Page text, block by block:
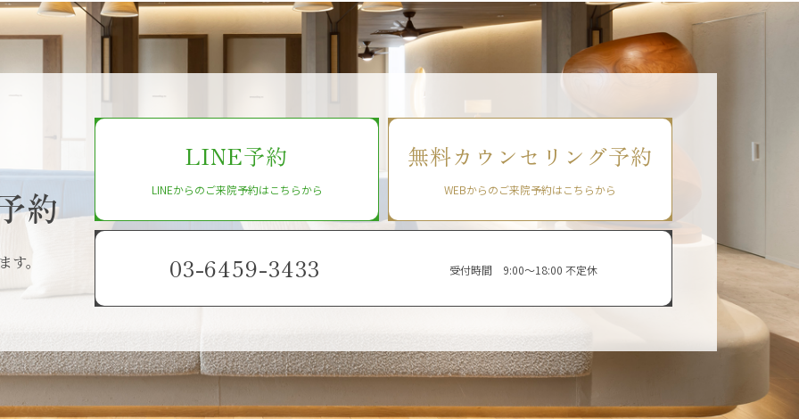
約
。
LINE予約
LINEからのご来院予約はこちらから
無料カウンセリング予約
WEBからのご来院予約はこちらから
03-6459-3433 受付時間 9:00〜18:00 不定休